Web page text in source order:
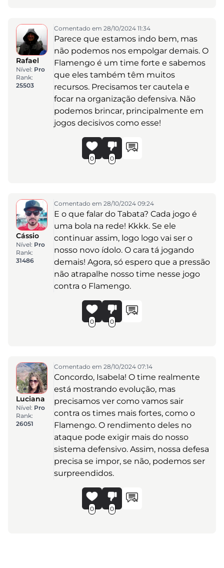
Rafael
Nível: Pro
Rank:
25503
Comentado em 28/10/2024 11:34
Parece que estamos indo bem, mas
não podemos nos empolgar demais. O
Flamengo é um time forte e sabemos
que eles também têm muitos
recursos. Precisamos ter cautela e
focar na organização defensiva. Não
podemos brincar, principalmente em
jogos decisivos como esse!
0 0
Cássio
Nível: Pro
Rank:
31486
Comentado em 28/10/2024 09:24
E o que falar do Tabata? Cada jogo é
uma bola na rede! Kkkk. Se ele
continuar assim, logo logo vai ser o
nosso novo ídolo. O cara tá jogando
demais! Agora, só espero que a pressão
não atrapalhe nosso time nesse jogo
contra o Flamengo.
0 0
Luciana
Nível: Pro
Rank:
26051
Comentado em 28/10/2024 07:14
Concordo, Isabela! O time realmente
está mostrando evolução, mas
precisamos ver como vamos sair
contra os times mais fortes, como o
Flamengo. O rendimento deles no
ataque pode exigir mais do nosso
sistema defensivo. Assim, nossa defesa
precisa se impor, se não, podemos ser
surpreendidos.
0 0